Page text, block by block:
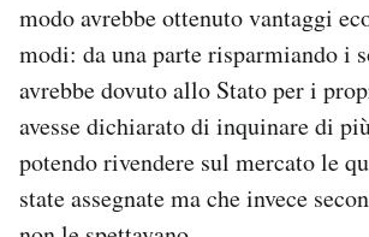
modo avrebbe ottenuto vantaggi
modi: da una parte risparmiando i
avrebbe dovuto allo Stato per i
avesse dichiarato di inquinare di
potendo rivendere sul mercato le
state assegnate ma che invece